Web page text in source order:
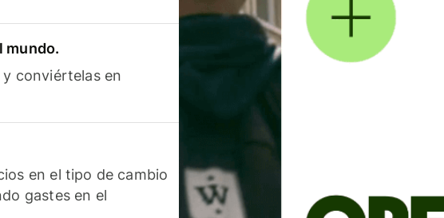
mundo.
conviértelas en
en el tipo de cambio
gastes en el